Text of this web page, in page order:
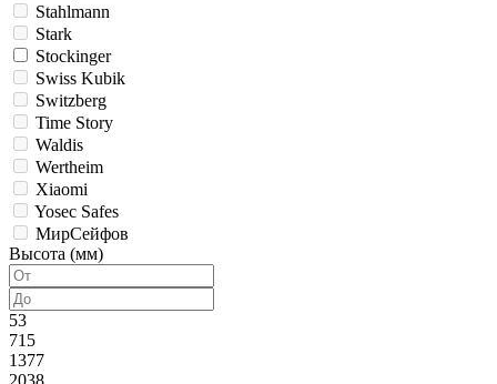
Stahlmann
Stark
Stockinger
Swiss Kubik
Switzberg
Time Story
Waldis
Wertheim
Xiaomi
Yosec Safes
МирСейфов
Высота (мм)
53
715
1377
2038